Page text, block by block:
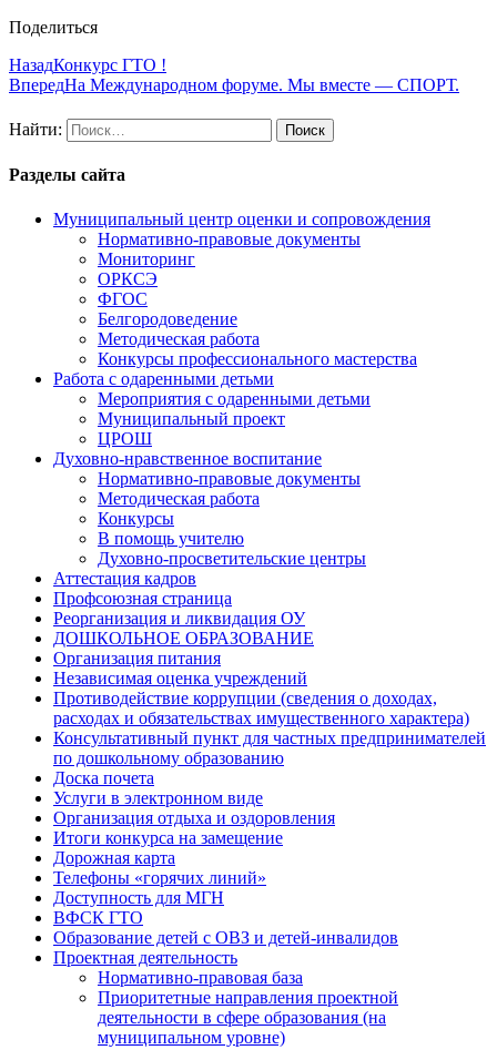
Поделиться
НазадКонкурс ГТО !
ВпередНа Международном форуме. Мы вместе — СПОРТ.
Найти:
Разделы сайта
Муниципальный центр оценки и сопровождения
Нормативно-правовые документы
Мониторинг
ОРКСЭ
ФГОС
Белгородоведение
Методическая работа
Конкурсы профессионального мастерства
Работа с одаренными детьми
Мероприятия с одаренными детьми
Муниципальный проект
ЦРОШ
Духовно-нравственное воспитание
Нормативно-правовые документы
Методическая работа
Конкурсы
В помощь учителю
Духовно-просветительские центры
Аттестация кадров
Профсоюзная страница
Реорганизация и ликвидация ОУ
ДОШКОЛЬНОЕ ОБРАЗОВАНИЕ
Организация питания
Независимая оценка учреждений
Противодействие коррупции (сведения о доходах,
расходах и обязательствах имущественного характера)
Консультативный пункт для частных предпринимателей
по дошкольному образованию
Доска почета
Услуги в электронном виде
Организация отдыха и оздоровления
Итоги конкурса на замещение
Дорожная карта
Телефоны «горячих линий»
Доступность для МГН
ВФСК ГТО
Образование детей с ОВЗ и детей-инвалидов
Проектная деятельность
Нормативно-правовая база
Приоритетные направления проектной
деятельности в сфере образования (на
муниципальном уровне)